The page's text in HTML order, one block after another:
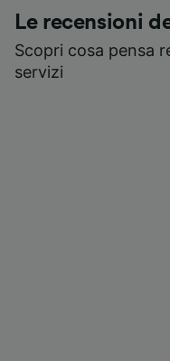
Le recensioni
Scopri cosa pensa
servizi